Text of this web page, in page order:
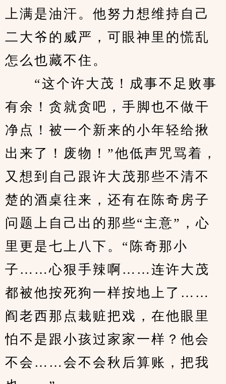
上满是油汗。他努力想维持自己
二大爷的威严，可眼神里的慌乱
怎么也藏不住。
“这个许大茂！成事不足败事
有余！贪就贪吧，手脚也不做干
净点！被一个新来的小年轻给揪
出来了！废物！”他低声咒骂着，
又想到自己跟许大茂那些不清不
楚的酒桌往来，还有在陈奇房子
问题上自己出的那些“主意”，心
里更是七上八下。“陈奇那小
子……心狠手辣啊……连许大茂
都被他按死狗一样按地上了……
阎老西那点栽赃把戏，在他眼里
怕不是跟小孩过家家一样？他会
不会……会不会秋后算账，把我